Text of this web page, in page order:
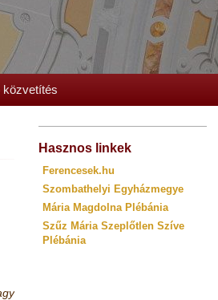
közvetítés
Hasznos linkek
Ferencesek.hu
Szombathelyi Egyházmegye
Mária Magdolna Plébánia
Szűz Mária Szeplőtlen Szíve
Plébánia